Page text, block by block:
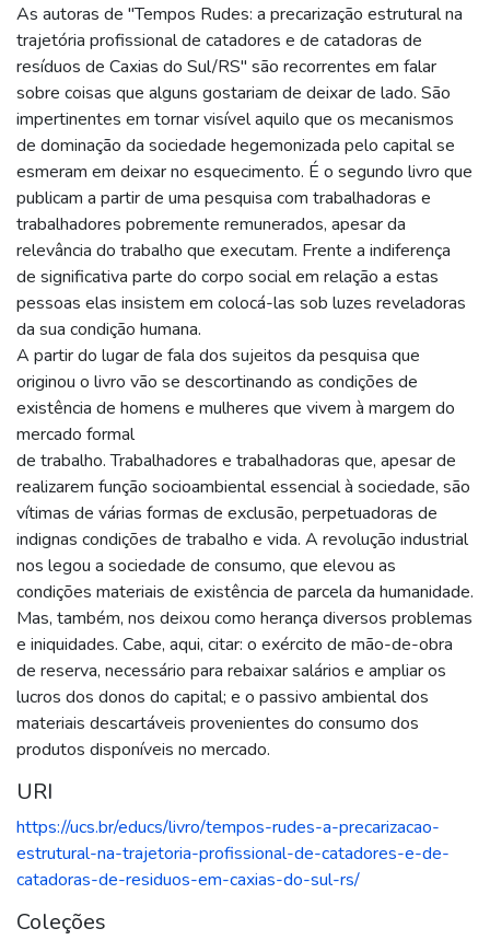
As autoras de "Tempos Rudes: a precarização estrutural na
trajetória profissional de catadores e de catadoras de
resíduos de Caxias do Sul/RS" são recorrentes em falar
sobre coisas que alguns gostariam de deixar de lado. São
impertinentes em tornar visível aquilo que os mecanismos
de dominação da sociedade hegemonizada pelo capital se
esmeram em deixar no esquecimento. É o segundo livro que
publicam a partir de uma pesquisa com trabalhadoras e
trabalhadores pobremente remunerados, apesar da
relevância do trabalho que executam. Frente a indiferença
de significativa parte do corpo social em relação a estas
pessoas elas insistem em colocá-las sob luzes reveladoras
da sua condição humana.
A partir do lugar de fala dos sujeitos da pesquisa que
originou o livro vão se descortinando as condições de
existência de homens e mulheres que vivem à margem do
mercado formal
de trabalho. Trabalhadores e trabalhadoras que, apesar de
realizarem função socioambiental essencial à sociedade, são
vítimas de várias formas de exclusão, perpetuadoras de
indignas condições de trabalho e vida. A revolução industrial
nos legou a sociedade de consumo, que elevou as
condições materiais de existência de parcela da humanidade.
Mas, também, nos deixou como herança diversos problemas
e iniquidades. Cabe, aqui, citar: o exército de mão-de-obra
de reserva, necessário para rebaixar salários e ampliar os
lucros dos donos do capital; e o passivo ambiental dos
materiais descartáveis provenientes do consumo dos
produtos disponíveis no mercado.
URI
https://ucs.br/educs/livro/tempos-rudes-a-precarizacao-
estrutural-na-trajetoria-profissional-de-catadores-e-de-
catadoras-de-residuos-em-caxias-do-sul-rs/
Coleções